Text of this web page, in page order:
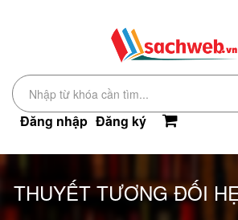
Đăng nhập Đăng ký
THUYẾT TƯƠNG ĐỐI